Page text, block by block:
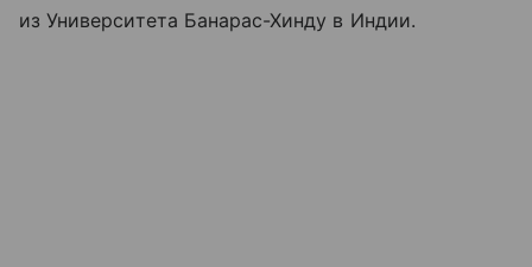
из Университета Банарас-Хинду в Индии.